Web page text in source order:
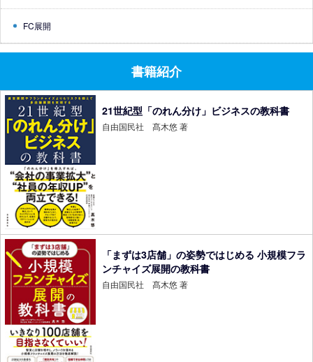
FC展開
書籍紹介
21世紀型「のれん分け」ビジネスの教科書
自由国民社 髙木悠 著
「まずは3店舗」の姿勢ではじめる 小規模フラ
ンチャイズ展開の教科書
自由国民社 髙木悠 著